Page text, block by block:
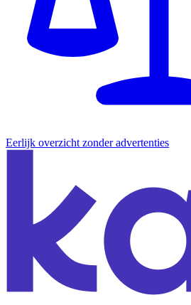
Eerlijk overzicht zonder advertenties